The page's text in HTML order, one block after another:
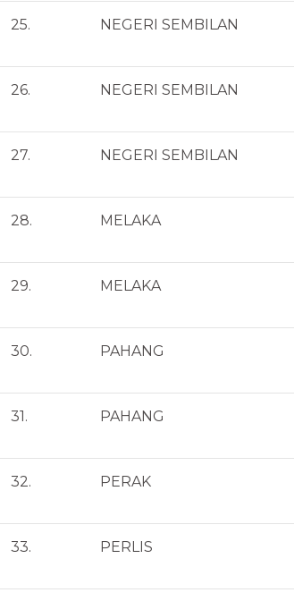
25. NEGERI SEMBILAN
26. NEGERI SEMBILAN
27. NEGERI SEMBILAN
28. MELAKA
29. MELAKA
30. PAHANG
31. PAHANG
32. PERAK
33. PERLIS